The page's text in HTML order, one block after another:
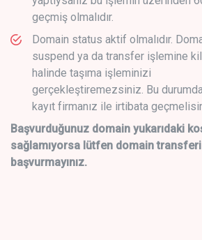
geçmiş olmalıdır.
Domain status aktif olmalıdır.
suspend ya da transfer işlemine
halinde taşıma işleminizi
gerçekleştiremezsiniz. Bu
kayıt firmanız ile irtibata
Başvurduğunuz domain yukarıdaki
sağlamıyorsa lütfen domain
başvurmayınız.